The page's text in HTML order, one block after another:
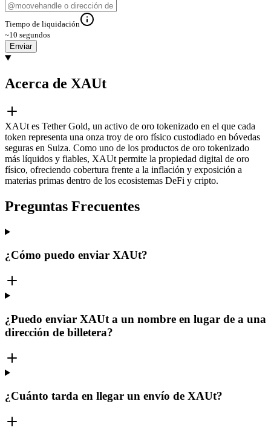
Tiempo de liquidación
~10 segundos
Enviar
Acerca de XAUt
XAUt es Tether Gold, un activo de oro tokenizado en el que cada
token representa una onza troy de oro físico custodiado en bóvedas
seguras en Suiza. Como uno de los productos de oro tokenizado
más líquidos y fiables, XAUt permite la propiedad digital de oro
físico, ofreciendo cobertura frente a la inflación y exposición a
materias primas dentro de los ecosistemas DeFi y cripto.
Preguntas Frecuentes
¿Cómo puedo enviar XAUt?
¿Puedo enviar XAUt a un nombre en lugar de a una
dirección de billetera?
¿Cuánto tarda en llegar un envío de XAUt?